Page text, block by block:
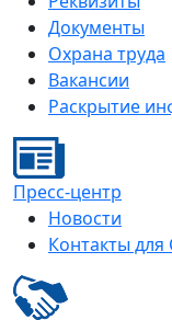
Документы
Охрана труда
Вакансии
Раскрытие
Пресс-центр
Новости
Контакты